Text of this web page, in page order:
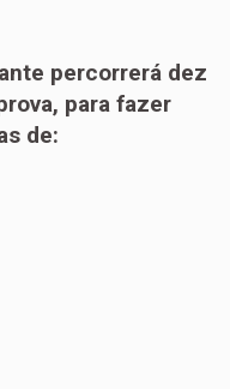
percorrerá dez
para fazer
de: